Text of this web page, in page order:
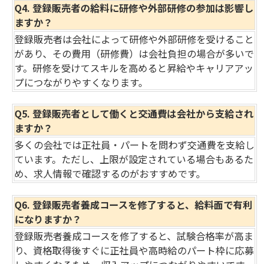
Q4. 登録販売者の給料に研修や外部研修の参加は影響し
ますか？
登録販売者は会社によって研修や外部研修を受けること
があり、その費用（研修費）は会社負担の場合が多いで
す。研修を受けてスキルを高めると昇給やキャリアアッ
プにつながりやすくなります。
Q5. 登録販売者として働くと交通費は会社から支給され
ますか？
多くの会社では正社員・パートを問わず交通費を支給し
ています。ただし、上限が設定されている場合もあるた
め、求人情報で確認するのがおすすめです。
Q6. 登録販売者養成コースを修了すると、給料面で有利
になりますか？
登録販売者養成コースを修了すると、試験合格率が高ま
り、資格取得後すぐに正社員や高時給のパート枠に応募